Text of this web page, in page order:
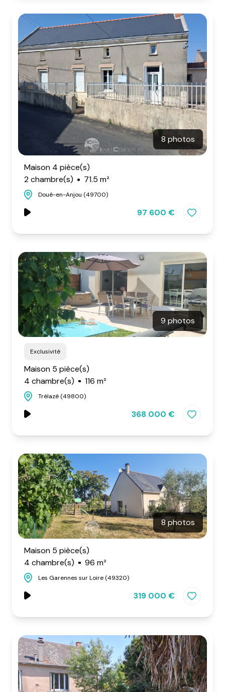
8 photos
Maison 4 pièce(s)
2 chambre(s)
71.5 m²
Doué-en-Anjou (49700)
97 600 €
9 photos
Exclusivité
Maison 5 pièce(s)
4 chambre(s)
116 m²
Trélazé (49800)
368 000 €
8 photos
Maison 5 pièce(s)
4 chambre(s)
96 m²
Les Garennes sur Loire (49320)
319 000 €